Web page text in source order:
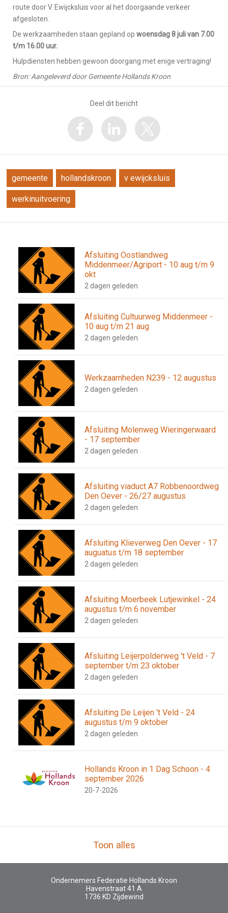
route door V. Ewijcksluis voor al het doorgaande verkeer
afgesloten.
De werkzaamheden staan gepland op woensdag 8 juli van 7.00
t/m 16.00 uur.
Hulpdiensten hebben gewoon doorgang met enige vertraging!
Bron: Aangeleverd door Gemeente Hollands Kroon
Deel dit bericht
gemeente hollandskroon v ewijcksluis
werkinuitvoering
Afsluiting Oostlandweg
Middenmeer/Agriport - 10 aug t/m 9
okt
2 dagen geleden
Afsluiting Cultuurweg Middenmeer -
10 aug t/m 21 aug
2 dagen geleden
Werkzaamheden N239 - 12 augustus
2 dagen geleden
Afsluiting Molenweg Wieringerwaard
- 17 september
2 dagen geleden
Afsluiting viaduct A7 Robbenoordweg
Den Oever - 26/27 augustus
2 dagen geleden
Afsluiting Klieverweg Den Oever - 17
auguatus t/m 18 september
2 dagen geleden
Afsluiting Moerbeek Lutjewinkel - 24
augustus t/m 6 november
2 dagen geleden
Afsluiting Leijerpolderweg 't Veld - 7
september t/m 23 oktober
2 dagen geleden
Afsluiting De Leijen 't Veld - 24
augustus t/m 9 oktober
2 dagen geleden
Hollands Kroon in 1 Dag Schoon - 4
september 2026
20-7-2026
Toon alles
Ondernemers Federatie Hollands Kroon
Havenstraat 41 A
1736 KD Zijdewind